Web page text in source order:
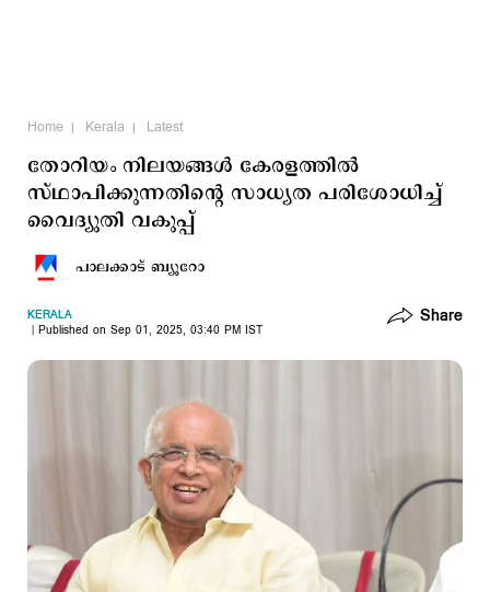
Home Kerala Latest
തോറിയം നിലയങ്ങൾ കേരളത്തിൽ
സ്ഥാപിക്കുന്നതിന്‍റെ സാധ്യത പരിശോധിച്ച്
വൈദ്യുതി വകുപ്പ്
പാലക്കാട് ബ്യൂറോ
KERALA
Published on Sep 01, 2025, 03:40 PM IST
Share